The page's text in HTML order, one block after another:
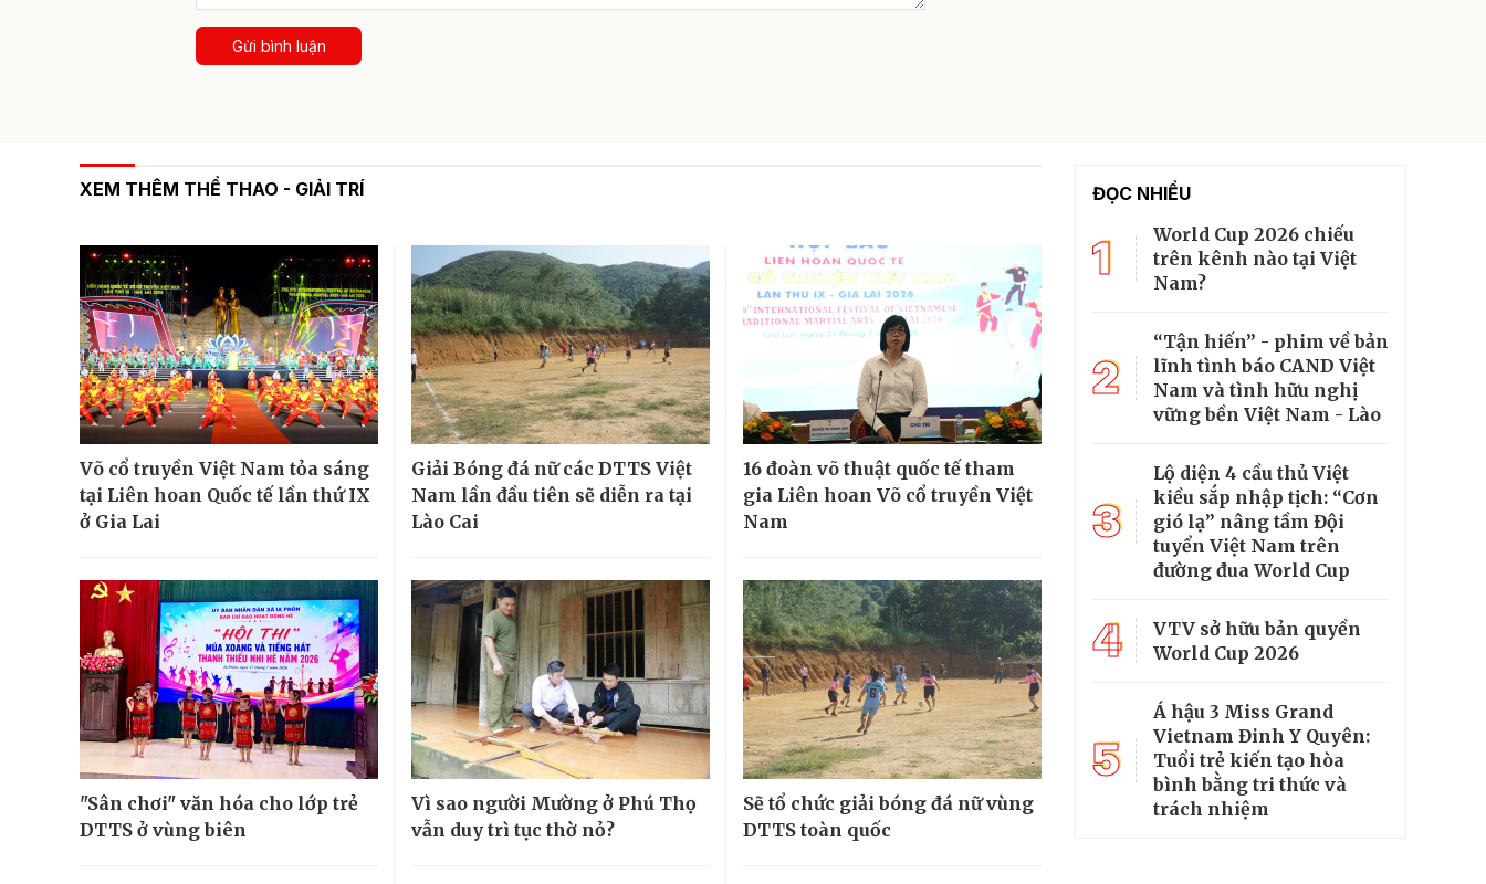
Gửi bình luận
XEM THÊM THỂ THAO - GIẢI TRÍ
Võ cổ truyền Việt Nam tỏa sáng
tại Liên hoan Quốc tế lần thứ IX
ở Gia Lai
Giải Bóng đá nữ các DTTS Việt
Nam lần đầu tiên sẽ diễn ra tại
Lào Cai
16 đoàn võ thuật quốc tế tham
gia Liên hoan Võ cổ truyền Việt
Nam
"Sân chơi" văn hóa cho lớp trẻ
DTTS ở vùng biên
Vì sao người Mường ở Phú Thọ
vẫn duy trì tục thờ nỏ?
Sẽ tổ chức giải bóng đá nữ vùng
DTTS toàn quốc
ĐỌC NHIỀU
1
World Cup 2026 chiếu
trên kênh nào tại Việt
Nam?
2
“Tận hiến” - phim về bản
lĩnh tình báo CAND Việt
Nam và tình hữu nghị
vững bền Việt Nam - Lào
3
Lộ diện 4 cầu thủ Việt
kiều sắp nhập tịch: “Cơn
gió lạ” nâng tầm Đội
tuyển Việt Nam trên
đường đua World Cup
4
VTV sở hữu bản quyền
World Cup 2026
5
Á hậu 3 Miss Grand
Vietnam Đinh Y Quyên:
Tuổi trẻ kiến tạo hòa
bình bằng tri thức và
trách nhiệm